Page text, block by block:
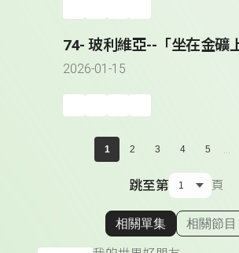
74- 玻利維亞--「坐在金礦
2026-01-15
1 2 3 4 5 ...
跳至第 頁
顯示相關單
相關單集 相關節目